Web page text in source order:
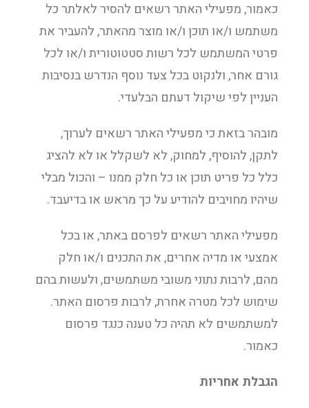
כאמור, מפעילי האתר רשאים להסיר לאלתר כל
משתמש ו/או תוכן ו/או מוצר מהאתר, להעביר את
פרטי המשתמש לכל רשות סטטוטורית ו/או לכל
גורם אחר, ולנקוט בכל צעד נוסף הנדרש בנסיבות
העניין לפי שיקול דעתם הבלעדי.
מובהר בזאת כי מפעילי האתר רשאים לערוך,
לתקן, להוסיף, למחוק, לא לשקלל או לא להציג
כלל כל פריט תוכן או כל חלק ממנו – והכול מבלי
שיהיו מחויבים להודיע על כך מראש או בדיעבד.
מפעילי האתר רשאים לפרסם באתר, או בכל
אמצעי או מדיה אחרים, את התכנים ו/או חלק
מהם, לרבות נתוני משובי משתמשים, ולעשות בהם
שימוש לכל מטרה אחרת, לרבות פרסום האתר.
למשתמשים לא תהיה כל טענה כנגד פרסום
כאמור.
הגבלת אחריות